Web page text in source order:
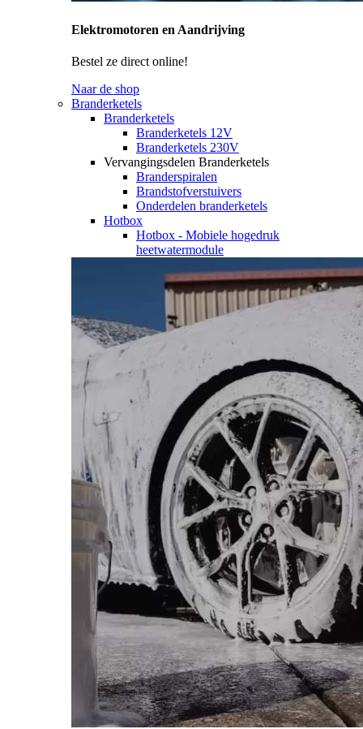
Elektromotoren en Aandrijving
Bestel ze direct online!
Naar de shop
Branderketels
Branderketels
Branderketels 12V
Branderketels 230V
Vervangingsdelen Branderketels
Branderspiralen
Brandstofverstuivers
Onderdelen branderketels
Hotbox
Hotbox - Mobiele hogedruk
heetwatermodule